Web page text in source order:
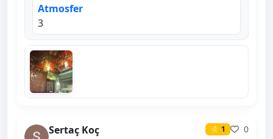
Atmosfer
3
Sertaç Koç ⭐ 1
0